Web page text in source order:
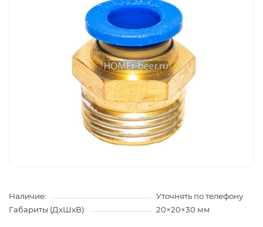
Наличие:
Уточнять по телефону
Габариты (ДхШхВ):
20×20×30 мм